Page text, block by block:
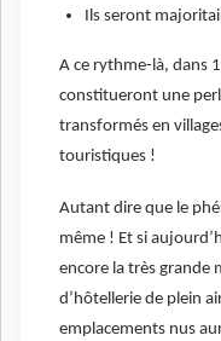
Ils seront
A ce rythme-là, dans
constitueront une
transformés en
touristiques !
Autant dire que le
même ! Et si
encore la très grande
d’hôtellerie de plein
emplacements nus